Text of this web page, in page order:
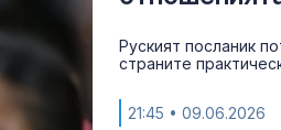
Руският посланик
страните
21:45 • 09.06.2026